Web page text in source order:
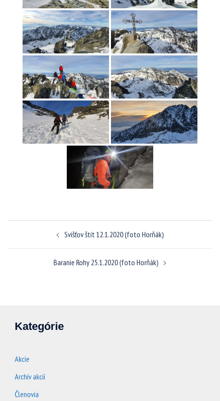
článkami
Svišťov štít 12.1.2020 (foto Horňák)
Baranie Rohy 25.1.2020 (foto Horňák)
Kategórie
Akcie
Archív akcií
Členovia